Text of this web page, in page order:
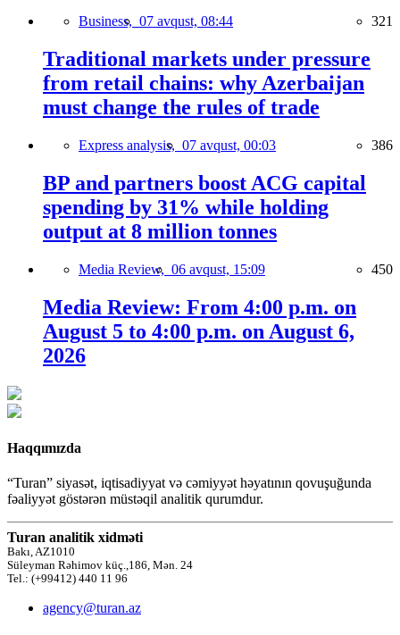
Business, 07 avqust, 08:44 321
Traditional markets under pressure
from retail chains: why Azerbaijan
must change the rules of trade
Express analysis, 07 avqust, 00:03 386
BP and partners boost ACG capital
spending by 31% while holding
output at 8 million tonnes
Media Review, 06 avqust, 15:09 450
Media Review: From 4:00 p.m. on
August 5 to 4:00 p.m. on August 6,
2026
Haqqımızda
“Turan” siyasət, iqtisadiyyat və cəmiyyət həyatının qovuşuğunda
fəaliyyət göstərən müstəqil analitik qurumdur.
Turan analitik xidməti
Bakı, AZ1010
Süleyman Rəhimov küç.,186, Mən. 24
Tel.: (+99412) 440 11 96
agency@turan.az